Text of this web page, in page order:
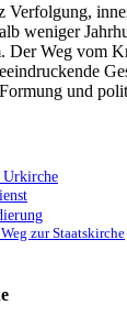
Verfolgung,
weniger
Der Weg vom
und
Urkirche
zur Staatskirche